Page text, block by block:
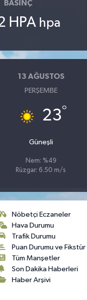
BASINÇ
HPA hpa
13 AĞUSTOS
PERŞEMBE
23°
Güneşli
Nem: %49
Rüzgar: 6.50 m/s
Nöbetçi Eczaneler
Hava Durumu
Trafik Durumu
Puan Durumu ve Fikstür
Tüm Manşetler
Son Dakika Haberleri
Haber Arşivi